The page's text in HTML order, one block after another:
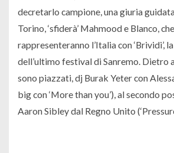
decretarlo campione, una giuria
Torino, ‘sfiderà’ Mahmood e Blanco, che
rappresenteranno l’Italia con ‘Brividi’,
dell’ultimo festival di Sanremo. Dietro
sono piazzati, dj Burak Yeter con
big con ‘More than you’), al secondo
Aaron Sibley dal Regno Unito